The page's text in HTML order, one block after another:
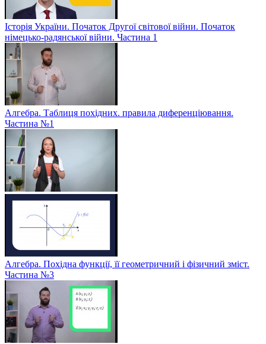
Історія України. Початок Другої світової війни. Початок
німецько-радянської війни. Частина 1
Алгебра. Таблиця похідних. правила диференціювання.
Частина №1
Алгебра. Похідна функції, її геометричний і фізичний зміст.
Частина №3